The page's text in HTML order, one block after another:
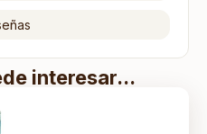
interesar...